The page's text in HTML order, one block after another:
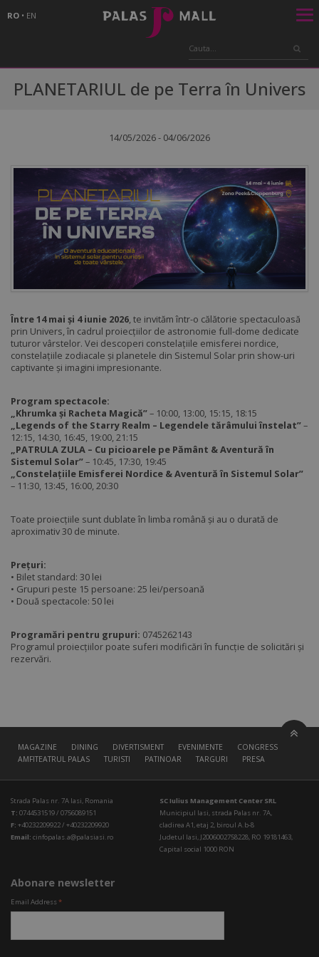
RO • EN
PLANETARIUL de pe Terra în Univers
14/05/2026 - 04/06/2026
Între 14 mai și 4 iunie 2026, te invităm într-o călătorie spectaculoasă
prin Univers, în cadrul proiecțiilor de astronomie full-dome dedicate
tuturor vârstelor. Vei descoperi constelațiile emisferei nordice,
constelațiile zodiacale și planetele din Sistemul Solar prin show-uri
captivante și imagini impresionante.
Program spectacole:
„Khrumka și Racheta Magică”– 10:00, 13:00, 15:15, 18:15
„Legends of the Starry Realm – Legendele tărâmului înstelat”–
12:15, 14:30, 16:45, 19:00, 21:15
„PATRULA ZULA – Cu picioarele pe Pământ & Aventură în
Sistemul Solar”– 10:45, 17:30, 19:45
„Constelațiile Emisferei Nordice & Aventură în Sistemul Solar”
– 11:30, 13:45, 16:00, 20:30
Toate proiecțiile sunt dublate în limba română și au o durată de
aproximativ 30 de minute.
Prețuri:
• Bilet standard: 30 lei
• Grupuri peste 15 persoane: 25 lei/persoană
• Două spectacole: 50 lei
Programări pentru grupuri: 0745262143
Programul proiecțiilor poate suferi modificări în funcție de solicitări și
rezervări.
MAGAZINE DINING DIVERTISMENT EVENIMENTE
CONGRESS HALL
AMFITEATRUL PALAS
TURISTI PATINOAR TARGURI PRESA
Strada Palas nr. 7A Iasi, Romania
T: 0744531519 / 0756089151
F: +40232209922 / +40232209920
Email: cinfopalas.a@palasiasi.ro
SC Iulius Management Center SRL
Municipiul Iasi, strada Palas nr. 7A,
cladirea A1, etaj 2, biroul A.b-8
Judetul Iasi, J2006002758228, RO 19181463,
Capital social 1000 RON
Abonare newsletter
Email Address*